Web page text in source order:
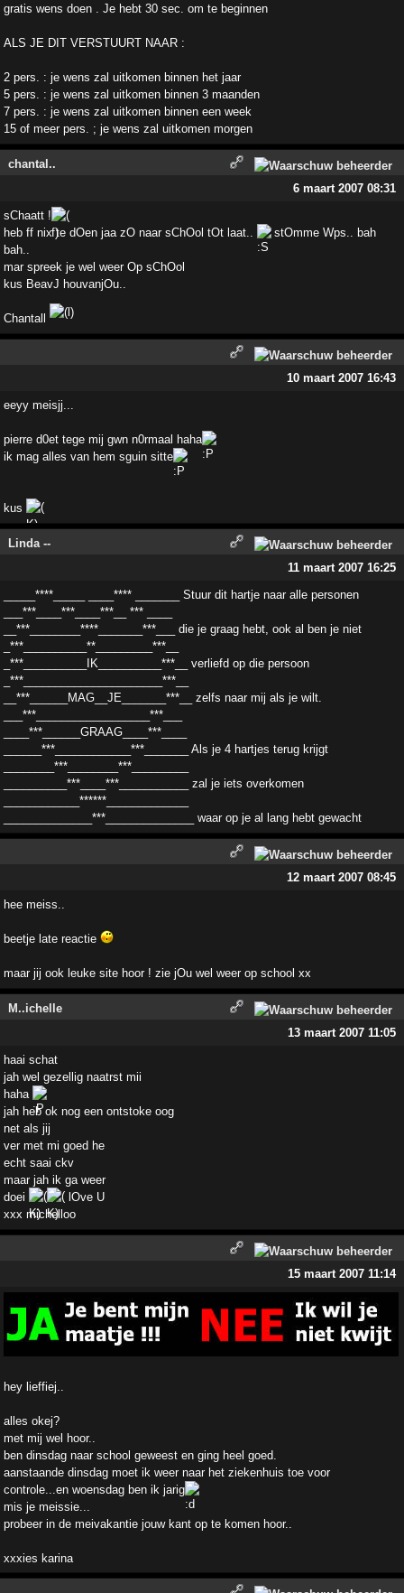
gratis wens doen . Je hebt 30 sec. om te beginnen
ALS JE DIT VERSTUURT NAAR :
2 pers. : je wens zal uitkomen binnen het jaar
5 pers. : je wens zal uitkomen binnen 3 maanden
7 pers. : je wens zal uitkomen binnen een week
15 of meer pers. ; je wens zal uitkomen morgen
chantal..
6 maart 2007 08:31
sChaatt !
heb ff nix te dOen jaa zO naar sChOol tOt laat..
stOmme Wps.. bah
bah..
mar spreek je wel weer Op sChOol
kus BeavJ houvanjOu..
Chantall
10 maart 2007 16:43
eeyy meisjj...
pierre d0et tege mij gwn n0rmaal haha
ik mag alles van hem sguin sitte
kus
Linda --
11 maart 2007 16:25
_____****_____ ____**** _______ Stuur dit hartje naar alle personen
___***____***____***__ *** ____
__***________****_______***___ die je graag hebt, ook al ben je niet
_***__________**_________***__
_***__________IK__________***__ verliefd op die persoon
_***______________________***__
__***______MAG__JE_______***__ zelfs naar mij als je wilt.
___***__________________***___
____***______GRAAG____***____
______***____________***_______ Als je 4 hartjes terug krijgt
________***________***_________
__________***____***___________ zal je iets overkomen
____________******_____________
______________***______________ waar op je al lang hebt gewacht
12 maart 2007 08:45
hee meiss..
beetje late reactie
maar jij ook leuke site hoor ! zie jOu wel weer op school xx
M..ichelle
13 maart 2007 11:05
haai schat
jah wel gezellig naatrst mii
haha
jah heb ok nog een ontstoke oog
net als jij
ver met mi goed he
echt saai ckv
maar jah ik ga weer
doei
lOve U
xxx michelloo
15 maart 2007 11:14
hey lieffiej..
alles okej?
met mij wel hoor..
ben dinsdag naar school geweest en ging heel goed.
aanstaande dinsdag moet ik weer naar het ziekenhuis toe voor
controle...en woensdag ben ik jarig
mis je meissie...
probeer in de meivakantie jouw kant op te komen hoor..
xxxies karina